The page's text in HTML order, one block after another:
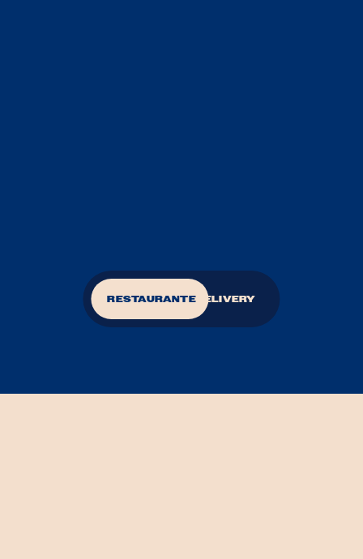
RESTAURANTEDELIVERY